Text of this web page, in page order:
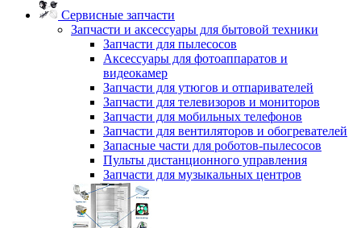
Сервисные запчасти
Запчасти и аксессуары для бытовой техники
Запчасти для пылесосов
Аксессуары для фотоаппаратов и
видеокамер
Запчасти для утюгов и отпаривателей
Запчасти для телевизоров и мониторов
Запчасти для мобильных телефонов
Запчасти для вентиляторов и обогревателей
Запасные части для роботов-пылесосов
Пульты дистанционного управления
Запчасти для музыкальных центров